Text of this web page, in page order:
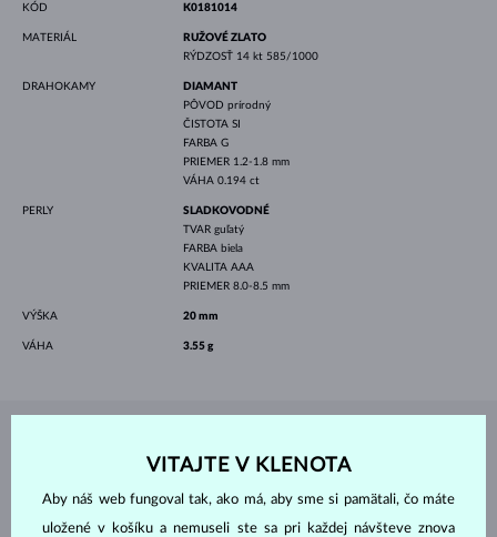
KÓD K0181014
MATERIÁL
RUŽOVÉ ZLATO
RÝDZOSŤ 14 kt 585/1000
DRAHOKAMY
DIAMANT
PÔVOD prírodný
ČISTOTA SI
FARBA G
PRIEMER 1.2-1.8 mm
VÁHA 0.194 ct
PERLY
SLADKOVODNÉ
TVAR guľatý
FARBA biela
KVALITA AAA
PRIEMER 8.0-8.5 mm
VÝŠKA 20 mm
VÁHA 3.55 g
VITAJTE V KLENOTA
Aby náš web fungoval tak, ako má, aby sme si pamätali, čo máte
uložené v košíku a nemuseli ste sa pri každej návšteve znova